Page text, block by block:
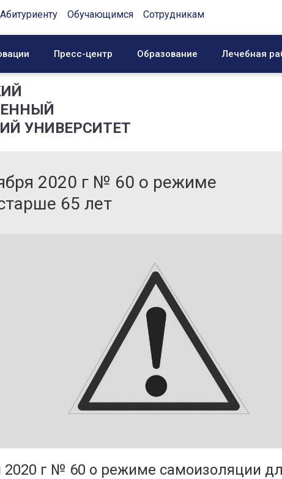
Абитуриенту Обучающимся Сотрудникам
Пресс-центр Образование Лечебная
УНИВЕРСИТЕТ
2020 г № 60 о режиме
65 лет
2020 г № 60 о режиме самоизоляции